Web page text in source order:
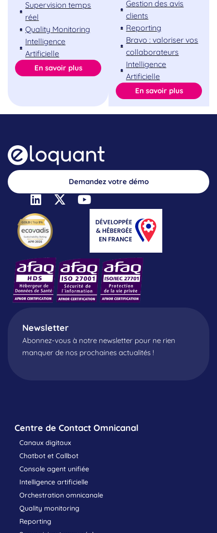
Supervision temps
réel
Quality Monitoring
Intelligence
Artificielle
En savoir plus
Gestion des avis
clients
Reporting
Bravo : valoriser vos
collaborateurs
Intelligence
Artificielle
En savoir plus
Demandez votre démo
Newsletter
Abonnez-vous à notre newsletter pour ne rien
manquer de nos prochaines actualités !
Centre de Contact Omnicanal
Canaux digitaux
Chatbot et Callbot
Console agent unifiée
Intelligence artificielle
Orchestration omnicanale
Quality monitoring
Reporting